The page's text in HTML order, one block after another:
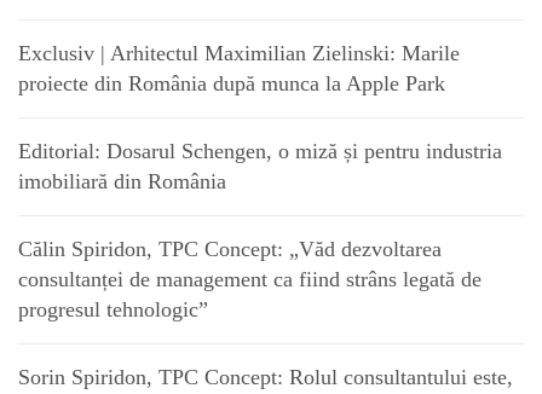
Exclusiv | Arhitectul Maximilian Zielinski: Marile
proiecte din România după munca la Apple Park
Editorial: Dosarul Schengen, o miză și pentru industria
imobiliară din România
Călin Spiridon, TPC Concept: „Văd dezvoltarea
consultanței de management ca fiind strâns legată de
progresul tehnologic”
Sorin Spiridon, TPC Concept: Rolul consultantului este,